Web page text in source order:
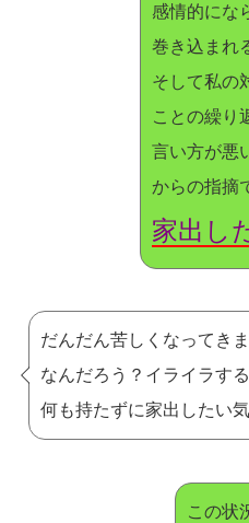
感情的にな
巻き込まれ
そして私の
ことの繰り
言い方が悪
からの指摘
家出し
だんだん苦しくなってき
なんだろう？イライラする
何も持たずに家出したい
この状